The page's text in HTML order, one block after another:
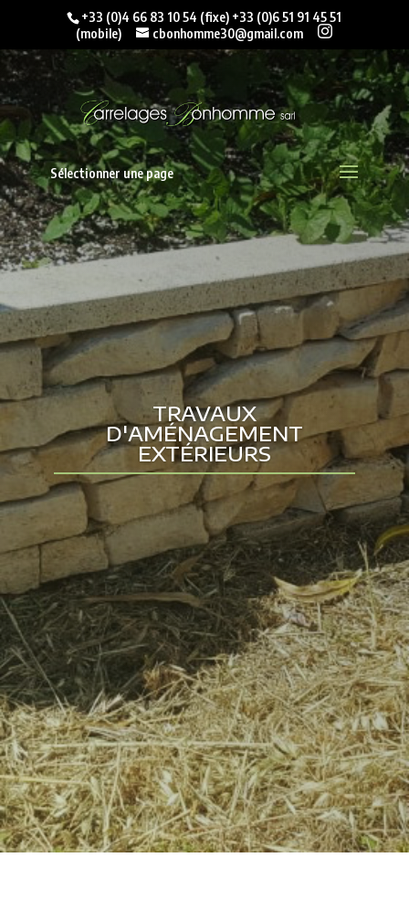
+33 (0)4 66 83 10 54 (fixe) +33 (0)6 51 91 45 51
(mobile)
cbonhomme30@gmail.com
Sélectionner une page
TRAVAUX
D'AMÉNAGEMENT
EXTÉRIEURS